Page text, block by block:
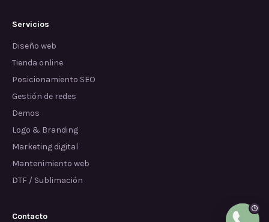
Servicios
Diseño web
Tienda online
Posicionamiento SEO
Gestión de redes
Demos
Logo & Branding
Marketing digital
Mantenimiento web
DTF / Sublimación
Contacto